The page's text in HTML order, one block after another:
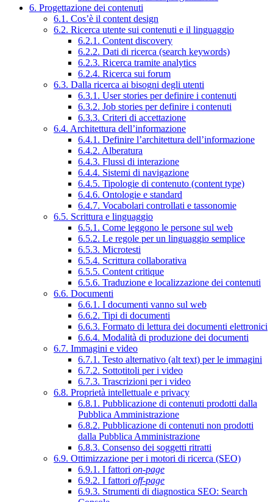
6. Progettazione dei contenuti
6.1. Cos’è il content design
6.2. Ricerca utente sui contenuti e il linguaggio
6.2.1. Content discovery
6.2.2. Dati di ricerca (search keywords)
6.2.3. Ricerca tramite analytics
6.2.4. Ricerca sui forum
6.3. Dalla ricerca ai bisogni degli utenti
6.3.1. User stories per definire i contenuti
6.3.2. Job stories per definire i contenuti
6.3.3. Criteri di accettazione
6.4. Architettura dell’informazione
6.4.1. Definire l’architettura dell’informazione
6.4.2. Alberatura
6.4.3. Flussi di interazione
6.4.4. Sistemi di navigazione
6.4.5. Tipologie di contenuto (content type)
6.4.6. Ontologie e standard
6.4.7. Vocabolari controllati e tassonomie
6.5. Scrittura e linguaggio
6.5.1. Come leggono le persone sul web
6.5.2. Le regole per un linguaggio semplice
6.5.3. Microtesti
6.5.4. Scrittura collaborativa
6.5.5. Content critique
6.5.6. Traduzione e localizzazione dei contenuti
6.6. Documenti
6.6.1. I documenti vanno sul web
6.6.2. Tipi di documenti
6.6.3. Formato di lettura dei documenti elettronici
6.6.4. Modalità di produzione dei documenti
6.7. Immagini e video
6.7.1. Testo alternativo (alt text) per le immagini
6.7.2. Sottotitoli per i video
6.7.3. Trascrizioni per i video
6.8. Proprietà intellettuale e privacy
6.8.1. Pubblicazione di contenuti prodotti dalla
Pubblica Amministrazione
6.8.2. Pubblicazione di contenuti non prodotti
dalla Pubblica Amministrazione
6.8.3. Consenso dei soggetti ritratti
6.9. Ottimizzazione per i motori di ricerca (SEO)
6.9.1. I fattori on-page
6.9.2. I fattori off-page
6.9.3. Strumenti di diagnostica SEO: Search